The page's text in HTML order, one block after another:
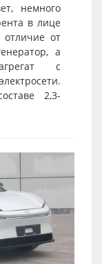
немного
в лице
от
а
с
2,3-